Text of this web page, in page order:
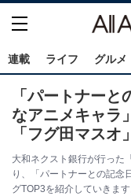
連載 ライフ グルメ
「パートナー
なアニメキャラ
「フグ田マスオ
大和ネクスト銀行が行った
り、「パートナーとの記念
グTOP3を紹介していきます